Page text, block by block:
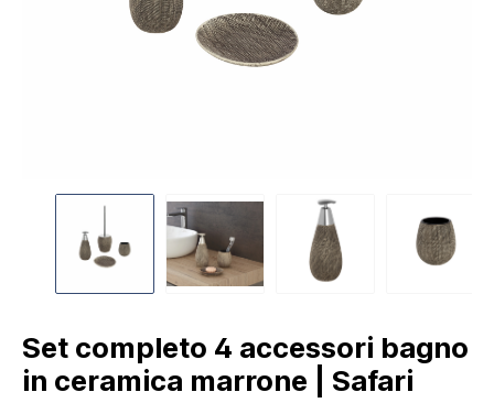
Set completo 4 accessori bagno
in ceramica marrone | Safari